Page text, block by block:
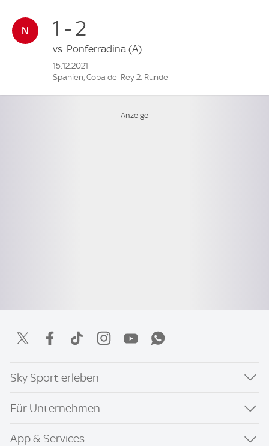
1 - 2
vs. Ponferradina (A)
15.12.2021
Spanien, Copa del Rey 2. Runde
Sky Sport erleben
Für Unternehmen
App & Services